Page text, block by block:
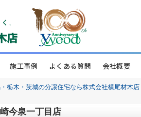
施工事例 よくある質問 会社概要
栃木・茨城の分譲住宅なら株式会社横尾材木店
今泉一丁目店